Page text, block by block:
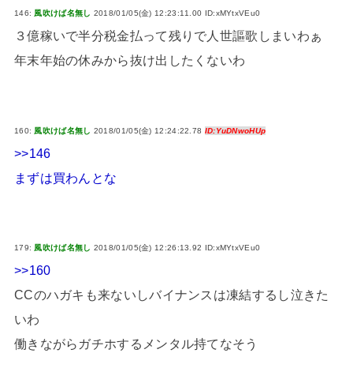
146:風吹けば名無し 2018/01/05(金) 12:23:11.00 ID:xMYtxVEu0
３億稼いで半分税金払って残りで人世謳歌しまいわぁ
年末年始の休みから抜け出したくないわ
160: 風吹けば名無し 2018/01/05(金) 12:24:22.78 ID:YuDNwoHUp
>>146
まずは買わんとな
179: 風吹けば名無し 2018/01/05(金) 12:26:13.92 ID:xMYtxVEu0
>>160
CCのハガキも来ないしバイナンスは凍結するし泣きた
いわ
働きながらガチホするメンタル持てなそう